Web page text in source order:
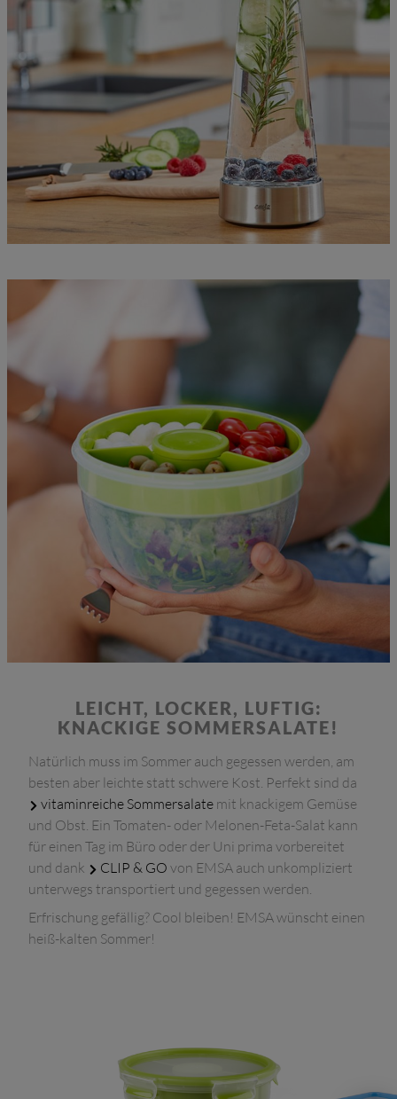
LEICHT, LOCKER, LUFTIG:
KNACKIGE SOMMERSALATE!
Natürlich muss im Sommer auch gegessen werden, am
besten aber leichte statt schwere Kost. Perfekt sind da
vitaminreiche Sommersalate mit knackigem Gemüse
und Obst. Ein Tomaten- oder Melonen-Feta-Salat kann
für einen Tag im Büro oder der Uni prima vorbereitet
und dank
CLIP & GO von EMSA auch unkompliziert
unterwegs transportiert und gegessen werden.
Erfrischung gefällig? Cool bleiben! EMSA wünscht einen
heiß-kalten Sommer!